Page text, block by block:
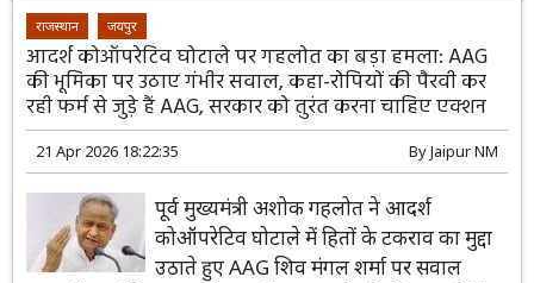
राजस्थान जयपुर
आदर्श कोऑपरेटिव घोटाले पर गहलोत का बड़ा हमला: AAG
की भूमिका पर उठाए गंभीर सवाल, कहा-रोपियों की पैरवी कर
रही फर्म से जुड़े हैं AAG, सरकार को तुरंत करना चाहिए एक्शन
21 Apr 2026 18:22:35 ByJaipur NM
पूर्व मुख्यमंत्री अशोक गहलोत ने आदर्श
कोऑपरेटिव घोटाले में हितों के टकराव का मुद्दा
उठाते हुए AAG शिव मंगल शर्मा पर सवाल